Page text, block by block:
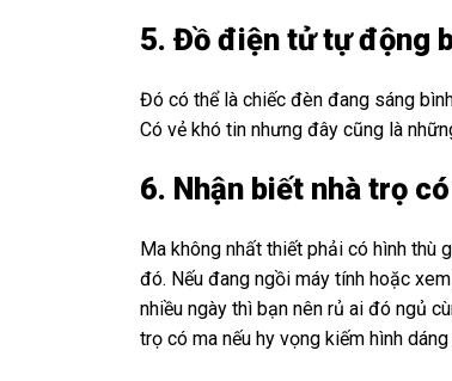
5. Đồ điện tử tự động
Đó có thể là chiếc đèn đang sáng
Có vẻ khó tin nhưng đây cũng là
6. Nhận biết nhà trọ
Ma không nhất thiết phải có hình thù
đó. Nếu đang ngồi máy tính hoặc
nhiều ngày thì bạn nên rủ ai đó ngủ
trọ có ma nếu hy vọng kiếm hình